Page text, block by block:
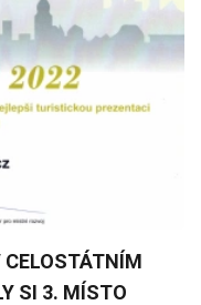
CELOSTÁTNÍM
SI 3. MÍSTO